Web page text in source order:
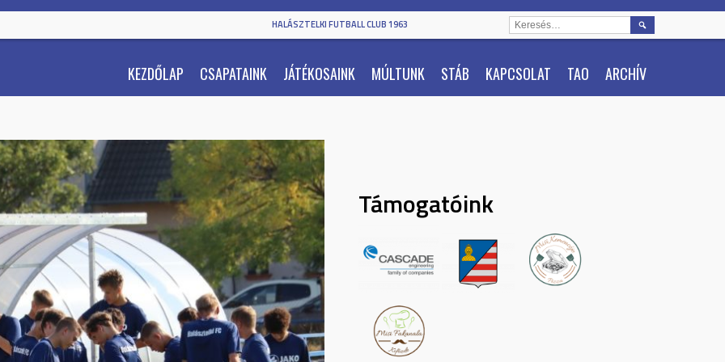
HALÁSZTELKI FUTBALL CLUB 1963
KEZDŐLAP CSAPATAINK JÁTÉKOSAINK MÚLTUNK STÁB KAPCSOLAT TAO ARCHÍV
KERESÉS:
Támogatóink